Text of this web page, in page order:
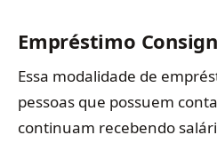
Empréstimo
Essa modalidade de
pessoas que possuem
continuam recebendo